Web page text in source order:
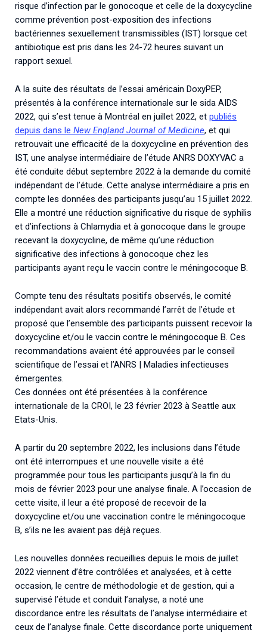
risque d’infection par le gonocoque et celle de la doxycycline
comme prévention post-exposition des infections
bactériennes sexuellement transmissibles (IST) lorsque cet
antibiotique est pris dans les 24-72 heures suivant un
rapport sexuel.
A la suite des résultats de l’essai américain DoxyPEP,
présentés à la conférence internationale sur le sida AIDS
2022, qui s’est tenue à Montréal en juillet 2022, et publiés
depuis dans le New England Journal of Medicine, et qui
retrouvait une efficacité de la doxycycline en prévention des
IST, une analyse intermédiaire de l’étude ANRS DOXYVAC a
été conduite début septembre 2022 à la demande du comité
indépendant de l’étude. Cette analyse intermédiaire a pris en
compte les données des participants jusqu’au 15 juillet 2022.
Elle a montré une réduction significative du risque de syphilis
et d’infections à Chlamydia et à gonocoque dans le groupe
recevant la doxycycline, de même qu’une réduction
significative des infections à gonocoque chez les
participants ayant reçu le vaccin contre le méningocoque B.
Compte tenu des résultats positifs observés, le comité
indépendant avait alors recommandé l’arrêt de l’étude et
proposé que l’ensemble des participants puissent recevoir la
doxycycline et/ou le vaccin contre le méningocoque B. Ces
recommandations avaient été approuvées par le conseil
scientifique de l’essai et l’ANRS | Maladies infectieuses
émergentes.
Ces données ont été présentées à la conférence
internationale de la CROI, le 23 février 2023 à Seattle aux
Etats-Unis.
A partir du 20 septembre 2022, les inclusions dans l’étude
ont été interrompues et une nouvelle visite a été
programmée pour tous les participants jusqu’à la fin du
mois de février 2023 pour une analyse finale. A l’occasion de
cette visite, il leur a été proposé de recevoir de la
doxycycline et/ou une vaccination contre le méningocoque
B, s’ils ne les avaient pas déjà reçues.
Les nouvelles données recueillies depuis le mois de juillet
2022 viennent d’être contrôlées et analysées, et à cette
occasion, le centre de méthodologie et de gestion, qui a
supervisé l’étude et conduit l’analyse, a noté une
discordance entre les résultats de l’analyse intermédiaire et
ceux de l’analyse finale. Cette discordance porte uniquement